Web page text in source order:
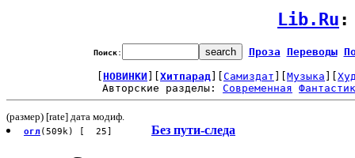
Lib.Ru
Поиск: Проза Переводы
НОВИНКИ Хитпарад Самиздат Музыка
Авторские разделы: Современная
(размер) [rate] дата модиф.
огл (509k) [ 25] Без пути-следа